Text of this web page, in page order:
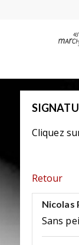
Cliquez
Retour
Nicolas
Sans